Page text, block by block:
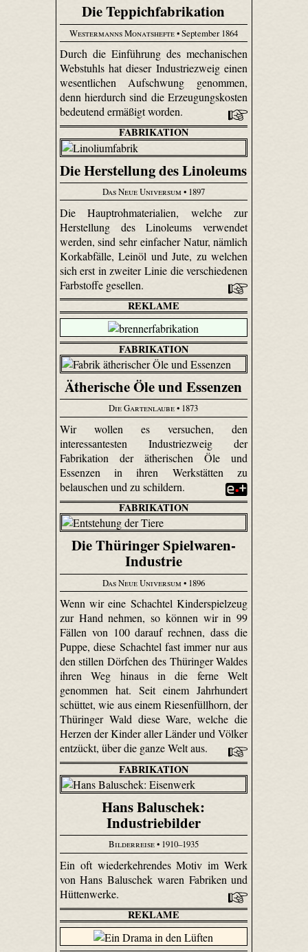
Die Teppichfabrikation
Westermanns Monatshefte• September 1864
Durch die Einführung des mechanischen
Webstuhls hat dieser Industriezweig einen
wesentlichen Aufschwung genommen,
denn hierdurch sind die Erzeugungskosten
bedeutend ermäßigt worden.
FABRIKATION
Die Herstellung des Linoleums
Das Neue Universum • 1897
Die Hauptrohmaterialien, welche zur
Herstellung des Linoleums verwendet
werden, sind sehr einfacher Natur, nämlich
Korkabfälle, Leinöl und Jute, zu welchen
sich erst in zweiter Linie die verschiedenen
Farbstoffe gesellen.
REKLAME
FABRIKATION
Ätherische Öle und Essenzen
Die Gartenlaube• 1873
Wir wollen es versuchen, den
interessantesten Industriezweig der
Fabrikation der ätherischen Öle und
Essenzen in ihren Werkstätten zu
belauschen und zu schildern.
FABRIKATION
Die Thüringer Spielwaren-
Industrie
Das Neue Universum • 1896
Wenn wir eine Schachtel Kinderspielzeug
zur Hand nehmen, so können wir in 99
Fällen von 100 darauf rechnen, dass die
Puppe, diese Schachtel fast immer nur aus
den stillen Dörfchen des Thüringer Waldes
ihren Weg hinaus in die ferne Welt
genommen hat. Seit einem Jahrhundert
schüttet, wie aus einem Riesenfüllhorn, der
Thüringer Wald diese Ware, welche die
Herzen der Kinder aller Länder und Völker
entzückt, über die ganze Welt aus.
FABRIKATION
Hans Baluschek:
Industriebilder
Bilderreise• 1910–1935
Ein oft wiederkehrendes Motiv im Werk
von Hans Baluschek waren Fabriken und
Hüttenwerke.
REKLAME